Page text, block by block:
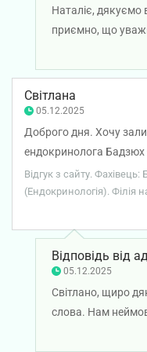
заснути через
препаратів я
Ще через 3 дні моє
прийомі у терапевта
мене пневмонія.
аналізах, що там
сиропом чи спреем від
недобросовісному
пневмонії, а моє
лікування і
лікаря Бадзюх Анну,
Наталіє, дякуємо
приємно, що
лікаря-
позитивне
Світлана
05.12.2025
Доброго дня. Хочу
ендокринолога Бадзюх
Бога. Дуже чуйна,
задоволена і щиро
Відгук з сайту.
(Ендокринологія). Філія
Відповідь від
05.12.2025
Світлано, щиро
слова. Нам
ендокринолог